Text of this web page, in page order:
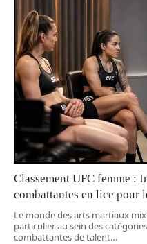
Classement UFC femme :
combattantes en lice pour
Le monde des arts martiaux
particulier au sein des
combattantes de talent…